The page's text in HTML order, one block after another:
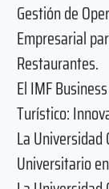
Gestión de
Empresarial
Restaurantes.
El IMF
Turístico:
La
Universitario